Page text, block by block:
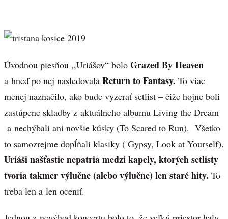
Úvodnou piesňou ,,Uriášov“ bolo Grazed By Heaven
a hneď po nej nasledovala Return to Fantasy. To viac
menej naznačilo, ako bude vyzerať setlist – čiže hojne boli
zastúpene skladby z aktuálneho albumu Living the Dream
a nechýbali ani novšie kúsky (To Scared to Run). Všetko
to samozrejme dopĺňali klasiky ( Gypsy, Look at Yourself).
Uriáši našťastie nepatria medzi kapely, ktorých setlisty
tvoria takmer výlučne (alebo výlučne) len staré hity. To
treba len a len oceniť.